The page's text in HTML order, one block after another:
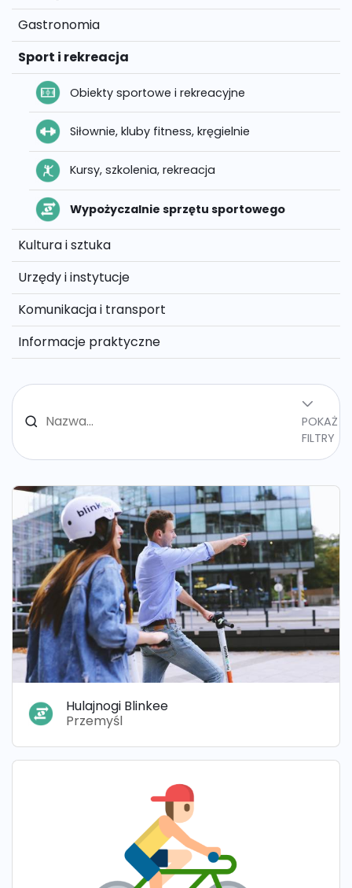
POKAŻ
FILTRY
Hulajnogi Blinkee
Przemyśl
Gastronomia
Sport i rekreacja
Obiekty sportowe i rekreacyjne
Siłownie, kluby fitness, kręgielnie
Kursy, szkolenia, rekreacja
Wypożyczalnie sprzętu sportowego
Kultura i sztuka
Urzędy i instytucje
Komunikacja i transport
Informacje praktyczne